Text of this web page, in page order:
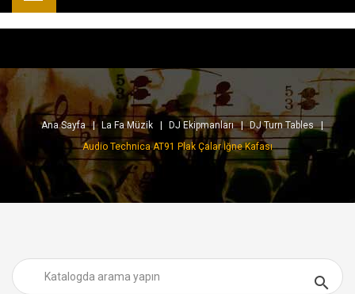
Ana Sayfa La Fa Müzik DJ Ekipmanları
DJ Turn Tables
Audio Technica AT91 Plak Çalar İğne Kafası
